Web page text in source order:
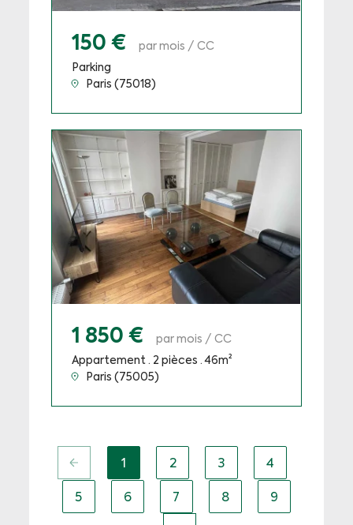
150 €
par mois / CC
Parking
Paris (75018)
1 850 €
par mois / CC
Appartement · 2 pièces · 46m²
Paris (75005)
1 2 3 4
5 6 7 8 9